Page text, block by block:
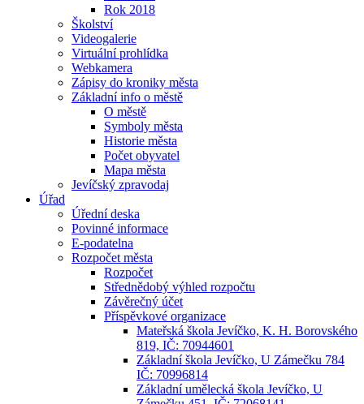
Rok 2018
Školství
Videogalerie
Virtuální prohlídka
Webkamera
Zápisy do kroniky města
Základní info o městě
O městě
Symboly města
Historie města
Počet obyvatel
Mapa města
Jevíčský zpravodaj
Úřad
Úřední deska
Povinné informace
E-podatelna
Rozpočet města
Rozpočet
Střednědobý výhled rozpočtu
Závěrečný účet
Příspěvkové organizace
Mateřská škola Jevíčko, K. H. Borovského
819, IČ: 70944601
Základní škola Jevíčko, U Zámečku 784
IČ: 70996814
Základní umělecká škola Jevíčko, U